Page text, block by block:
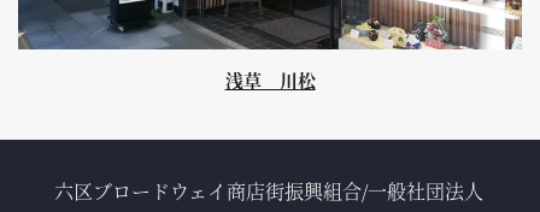
浅草 川松
六区ブロードウェイ商店街振興組合/一般社団法人